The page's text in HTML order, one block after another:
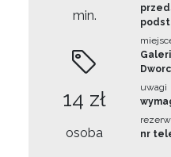
min.
14 zł
osoba
uwagi
nr